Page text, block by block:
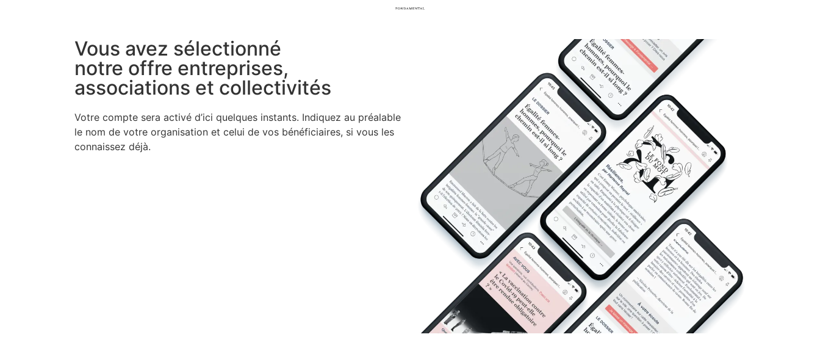
Vous avez sélectionné
notre offre entreprises,
associations et collectivités
Votre compte sera acti­vé d’i­ci quelques ins­tants. Indi­quez au préa­lable
le nom de votre orga­ni­sa­tion et celui de vos béné­fi­ciaires, si vous les
connais­sez déjà.